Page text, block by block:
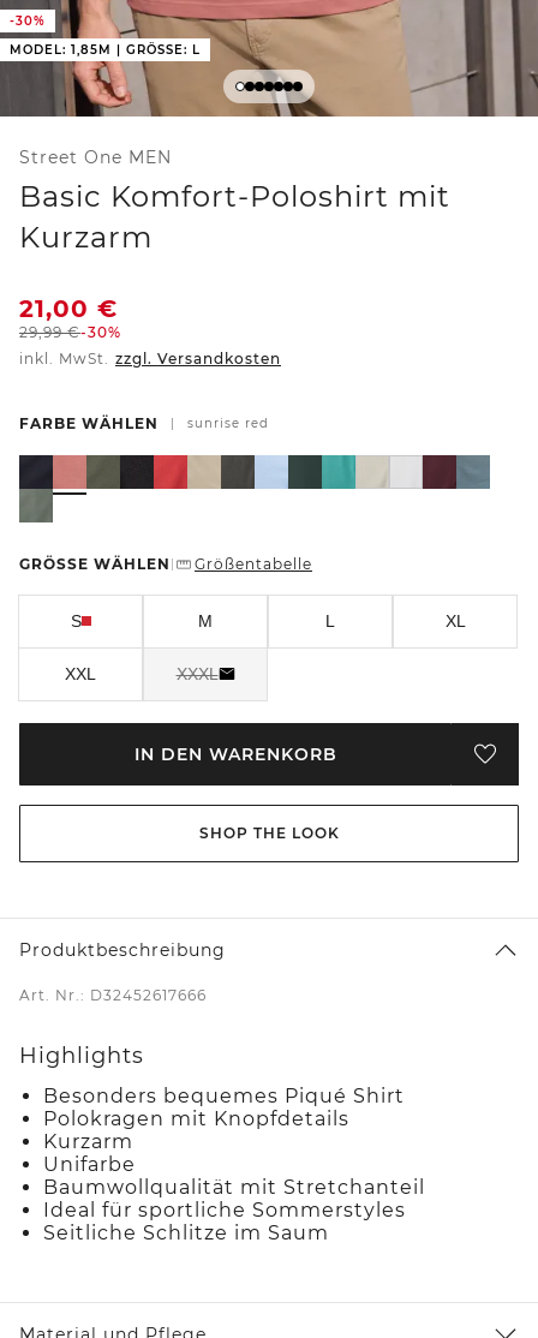
-30%
MODEL: 1,85M | GRÖSSE: L
Street One MEN
Basic Komfort-Poloshirt mit
Kurzarm
21,00 €
29,99€-30%
inkl. MwSt. zzgl. Versandkosten
FARBE WÄHLEN sunrise red
GRÖSSE WÄHLEN Größentabelle
S M L XL
XXL XXXL
IN DEN WARENKORB
SHOP THE LOOK
Produktbeschreibung
Art. Nr.: D32452617666
Highlights
Besonders bequemes Piqué Shirt
Polokragen mit Knopfdetails
Kurzarm
Unifarbe
Baumwollqualität mit Stretchanteil
Ideal für sportliche Sommerstyles
Seitliche Schlitze im Saum